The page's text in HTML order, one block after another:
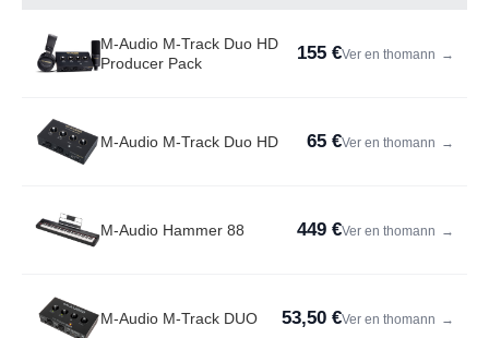
M-Audio M-Track Duo HD
Producer Pack
155 €Ver en thomann →
M-Audio M-Track Duo HD 65 €Ver en thomann →
M-Audio Hammer 88 449 €Ver en thomann →
M-Audio M-Track DUO 53,50 €Ver en thomann →